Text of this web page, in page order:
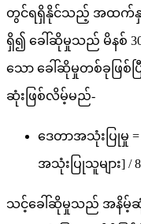
တငရရနငသည အထက
ရ၍ ခ ဆမသည မနစ
သ ခ ဆမတစခ ဖစ
ဆ ဖစလမမည-
ဒတအသ ပမ =
အသ ပသမ] / 8
သငခ ဆမသည အနမ